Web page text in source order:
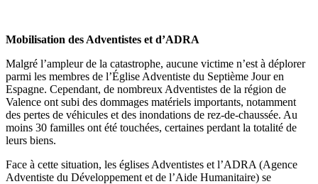
Mobilisation des Adventistes et d’ADRA
Malgré l’ampleur de la catastrophe, aucune victime n’est à déplorer
parmi les membres de l’Église Adventiste du Septième Jour en
Espagne. Cependant, de nombreux Adventistes de la région de
Valence ont subi des dommages matériels importants, notamment
des pertes de véhicules et des inondations de rez-de-chaussée. Au
moins 30 familles ont été touchées, certaines perdant la totalité de
leurs biens.
Face à cette situation, les églises Adventistes et l’ADRA (Agence
Adventiste du Développement et de l’Aide Humanitaire) se